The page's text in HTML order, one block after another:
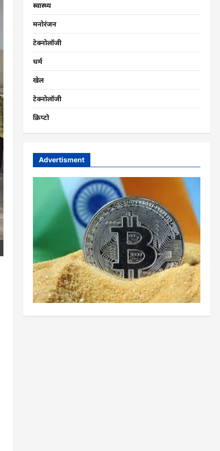
स्वास्थ्य
मनोरंजन
टेक्नोलॉजी
धर्म
खेल
टेक्नोलॉजी
क्रिप्टो
Advertisment